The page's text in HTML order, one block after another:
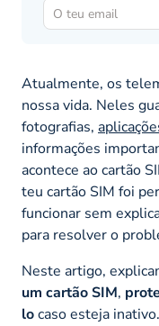
Atualmente, os
nossa vida. Neles
fotografias,
informações
acontece ao cartão
teu cartão SIM foi
funcionar sem
para resolver o
Neste artigo,
um cartão SIM,
locaso esteja inativo.